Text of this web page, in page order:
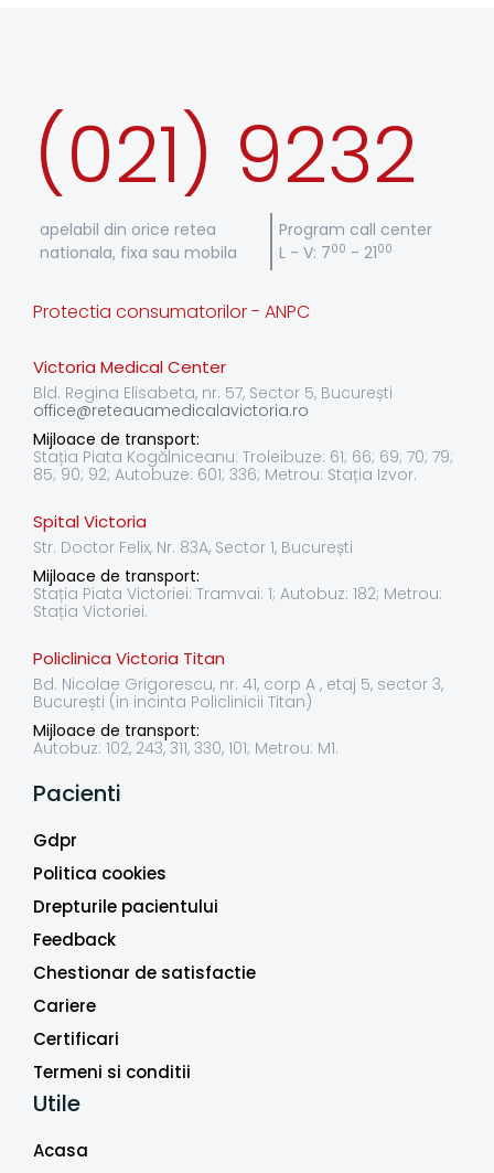
(021) 9232
apelabil din orice retea
nationala, fixa sau mobila
Program call center
L - V: 700 - 2100
Protectia consumatorilor - ANPC
Victoria Medical Center
Bld. Regina Elisabeta, nr. 57, Sector 5, București
office@reteauamedicalavictoria.ro
Mijloace de transport:
Stația Piata Kogălniceanu: Troleibuze: 61; 66; 69; 70; 79;
85; 90; 92; Autobuze: 601; 336; Metrou: Stația Izvor.
Spital Victoria
Str. Doctor Felix, Nr. 83A, Sector 1, București
Mijloace de transport:
Stația Piata Victoriei: Tramvai: 1; Autobuz: 182; Metrou:
Stația Victoriei.
Policlinica Victoria Titan
Bd. Nicolae Grigorescu, nr. 41, corp A , etaj 5, sector 3,
București (in incinta Policlinicii Titan)
Mijloace de transport:
Autobuz: 102, 243, 311, 330, 101; Metrou: M1.
Pacienti
Gdpr
Politica cookies
Drepturile pacientului
Feedback
Chestionar de satisfactie
Cariere
Certificari
Termeni si conditii
Utile
Acasa